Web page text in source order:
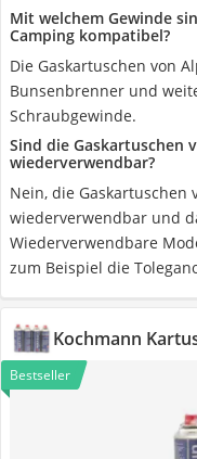
Mit welchem Gewinde
Camping kompatibel?
Die Gaskartuschen von
Bunsenbrenner und
Schraubgewinde.
Sind die Gaskartuschen
wiederverwendbar?
Nein, die
wiederverwendbar und
Wiederverwendbare
zum Beispiel die
Kochmann
Bestseller